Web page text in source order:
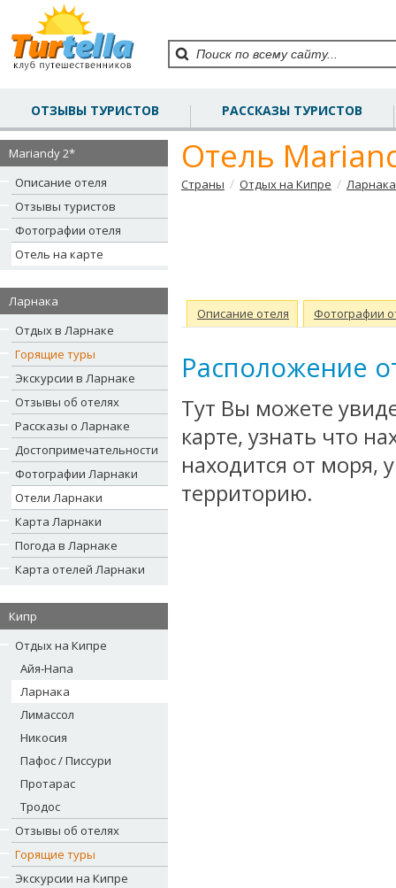
ОТЗЫВЫ ТУРИСТОВ РАССКАЗЫ ТУРИСТОВ
Mariandy 2*
Описание отеля
Отзывы туристов
Фотографии отеля
Отель на карте
Ларнака
Отдых в Ларнаке
Горящие туры
Экскурсии в Ларнаке
Отзывы об отелях
Рассказы о Ларнаке
Достопримечательности
Фотографии Ларнаки
Отели Ларнаки
Карта Ларнаки
Погода в Ларнаке
Карта отелей Ларнаки
Кипр
Отдых на Кипре
Айя-Напа
Ларнака
Лимассол
Никосия
Пафос / Писсури
Протарас
Тродос
Отзывы об отелях
Горящие туры
Экскурсии на Кипре
Отель
Страны / Отдых на Кипре / Ларнака
Описание отеля Фотографии
Расположение
Тут Вы можете
карте, узнать что
находится от моря,
территорию.